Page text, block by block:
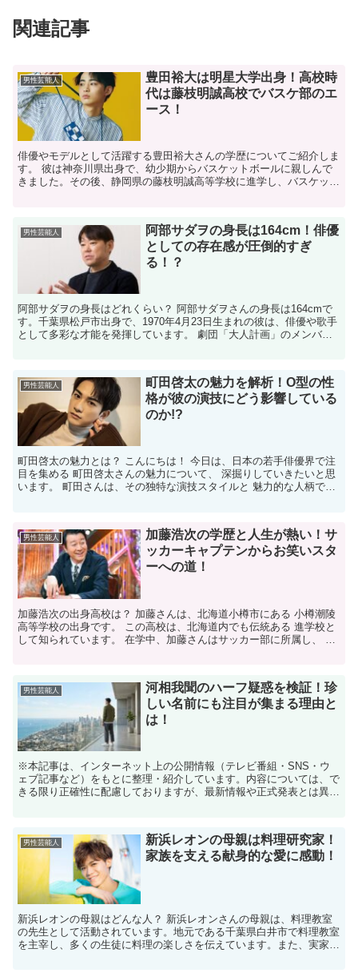
関連記事
男性芸能人
豊田裕大は明星大学出身！高校時
代は藤枝明誠高校でバスケ部のエ
ース！
俳優やモデルとして活躍する豊田裕大さんの学歴についてご紹介しま
す。 彼は神奈川県出身で、幼少期からバスケットボールに親しんで
きました。その後、静岡県の藤枝明誠高等学校に進学し、バスケット
男性芸能人
阿部サダヲの身長は164cm！俳優
としての存在感が圧倒的すぎ
る！？
阿部サダヲの身長はどれくらい？ 阿部サダヲさんの身長は164cmで
す。千葉県松戸市出身で、1970年4月23日生まれの彼は、俳優や歌手
として多彩な才能を発揮しています。 劇団「大人計画」のメンバー
男性芸能人
町田啓太の魅力を解析！O型の性
格が彼の演技にどう影響している
のか!?
町田啓太の魅力とは？ こんにちは！ 今日は、日本の若手俳優界で注
目を集める 町田啓太さんの魅力について、 深掘りしていきたいと思
います。 町田さんは、その独特な演技スタイルと 魅力的な人柄で、
男性芸能人
加藤浩次の学歴と人生が熱い！サ
ッカーキャプテンからお笑いスタ
ーへの道！
加藤浩次の出身高校は？ 加藤さんは、北海道小樽市にある 小樽潮陵
高等学校の出身です。 この高校は、北海道内でも伝統ある 進学校と
して知られています。 在学中、加藤さんはサッカー部に所属し、 キ
男性芸能人
河相我聞のハーフ疑惑を検証！珍
しい名前にも注目が集まる理由と
は！
※本記事は、インターネット上の公開情報（テレビ番組・SNS・ウ
ェブ記事など）をもとに整理・紹介しています。内容については、で
きる限り正確性に配慮しておりますが、最新情報や正式発表とは異な
男性芸能人
新浜レオンの母親は料理研究家！
家族を支える献身的な愛に感動！
新浜レオンの母親はどんな人？ 新浜レオンさんの母親は、料理教室
の先生として活動されています。地元である千葉県白井市で料理教室
を主宰し、多くの生徒に料理の楽しさを伝えています。また、実家は